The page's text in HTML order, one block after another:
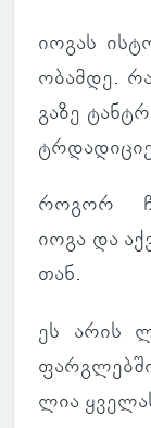
იოგას
ო­ბამდე.
გაზე
როგორ
იოგა და
თან.
ეს არის
ლია